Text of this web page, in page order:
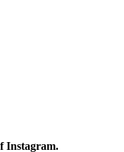
Instagram.